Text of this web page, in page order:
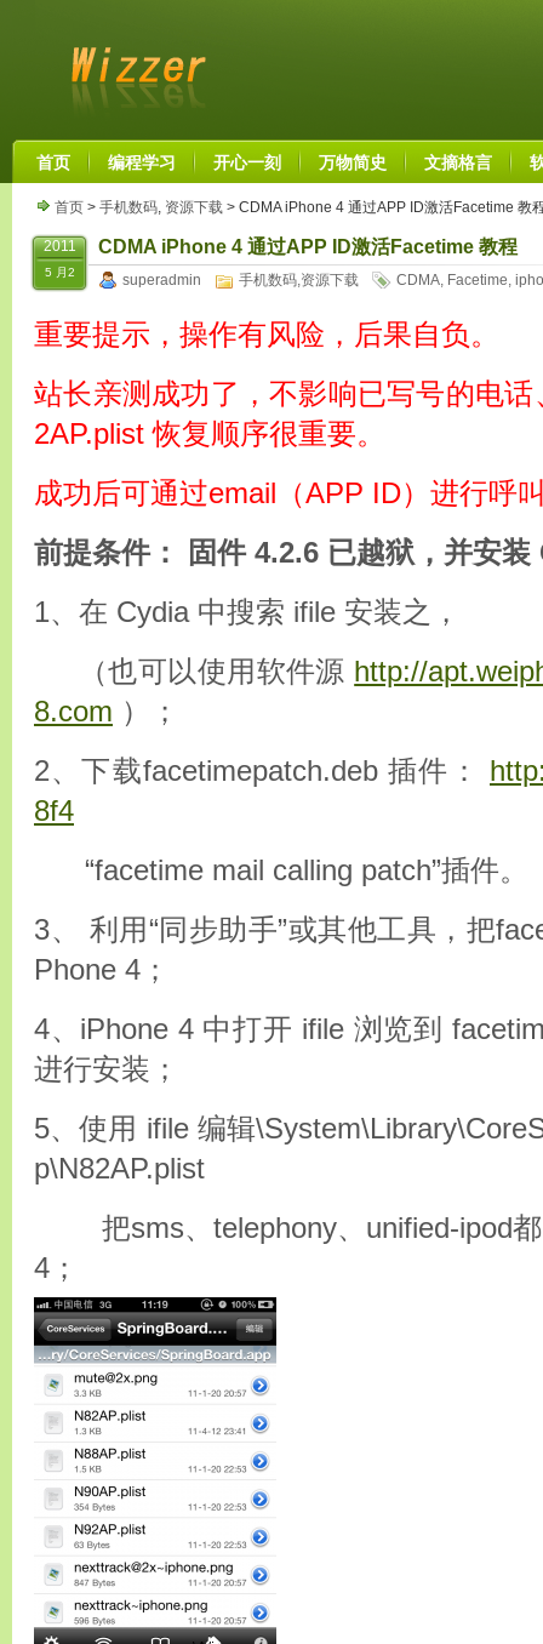
首页 编程学习 开心一刻 万物简史 文摘格言
首页 > 手机数码, 资源下载 > CDMA iPhone 4 通过APP ID激活Facetime 教
2011
5 月2
CDMA iPhone 4 通过APP ID激活Facetime 教程
superadmin 手机数码,资源下载 CDMA, Facetime,
重要提示，操作有风险，后果自负。
站长亲测成功了，不影响已写号的电
2AP.plist 恢复顺序很重要。
成功后可通过email（APP ID）进行呼
前提条件： 固件 4.2.6 已越狱，并安
1、在 Cydia 中搜索 ifile 安装之，
（也可以使用软件源 http://
8.com ）；
2、下载facetimepatch.deb 插件：
8f4
“facetime mail calling patch”插件。
3、 利用“同步助手”或其他工具，把
Phone 4；
4、iPhone 4 中打开 ifile 浏览到
进行安装；
5、使用 ifile 编辑
p\N82AP.plist
把sms、telephony、unified-ipod都
4；